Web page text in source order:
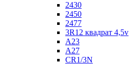
2430
2450
2477
3R12 квадрат 4,5v
A23
A27
CR1/3N